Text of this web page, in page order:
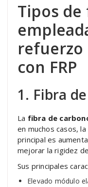
Tipos
refuerzo
con FRP
1. Fibra
La fibra de
en muchos casos,
principal es
mejorar la rigidez
Sus principales
Elevado módulo